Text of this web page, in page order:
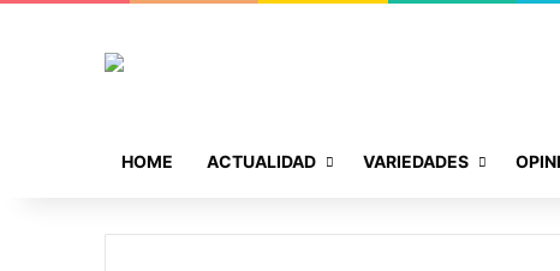
HOME ACTUALIDAD VARIEDADES